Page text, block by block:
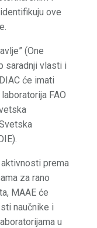
ove
(One
saradnji vlasti i
će imati
FAO
prema
za rano
MAAE će
naučnike i
u